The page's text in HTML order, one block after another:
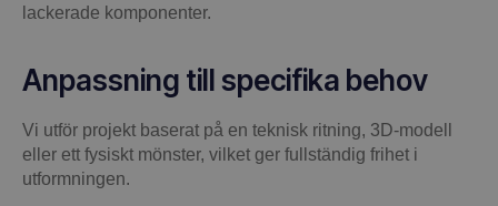
lackerade komponenter.
Anpassning till specifika behov
Vi utför projekt baserat på en teknisk ritning, 3D-modell
eller ett fysiskt mönster, vilket ger fullständig frihet i
utformningen.